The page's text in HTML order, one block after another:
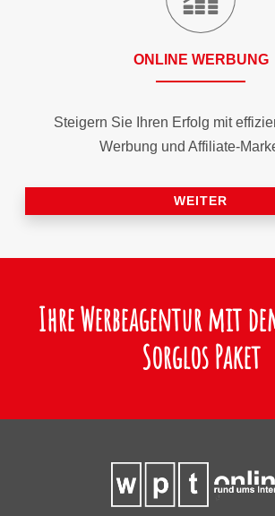
ONLINE WERBUNG
Steigern Sie Ihren Erfolg mit
Werbung und Affiliate-
WEITER
Ihre Werbeagentur mit
Sorglos Paket